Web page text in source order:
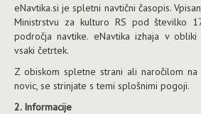
eNavtika.si je spletni navtični časopis.
Ministrstvu za kulturo RS pod številko
področja navtike. eNavtika izhaja v obliki
vsaki četrtek.
Z obiskom spletne strani ali naročilom
novic, se strinjate s temi splošnimi pogoji.
2. Informacije